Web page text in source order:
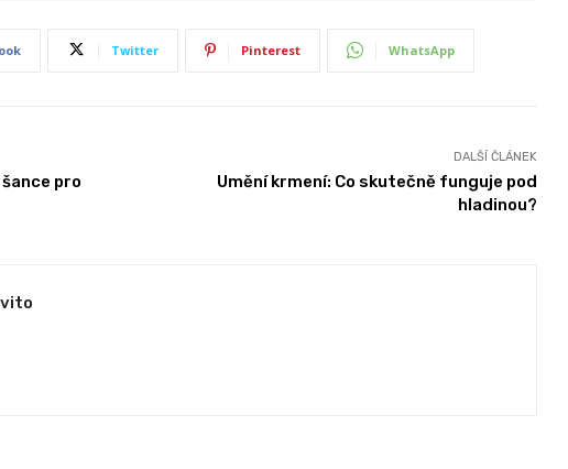
Twitter Pinterest WhatsApp
pro
DALŠÍ ČLÁNEK
Umění krmení: Co skutečně funguje pod
hladinou?